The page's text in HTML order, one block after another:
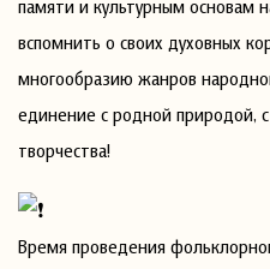
памяти и культурным основам
вспомнить о своих духовных
многообразию жанров
единение с родной природой,
творчества!
Время проведения